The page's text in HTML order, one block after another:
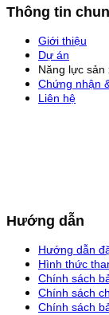
Thông tin
Giới thiệu
Dự án
Năng lực sản
Chứng nhận
Liên hệ
Hướng dẫn
Hướng dẫn
Hình thức
Chính sách
Chính sách
Chính sách